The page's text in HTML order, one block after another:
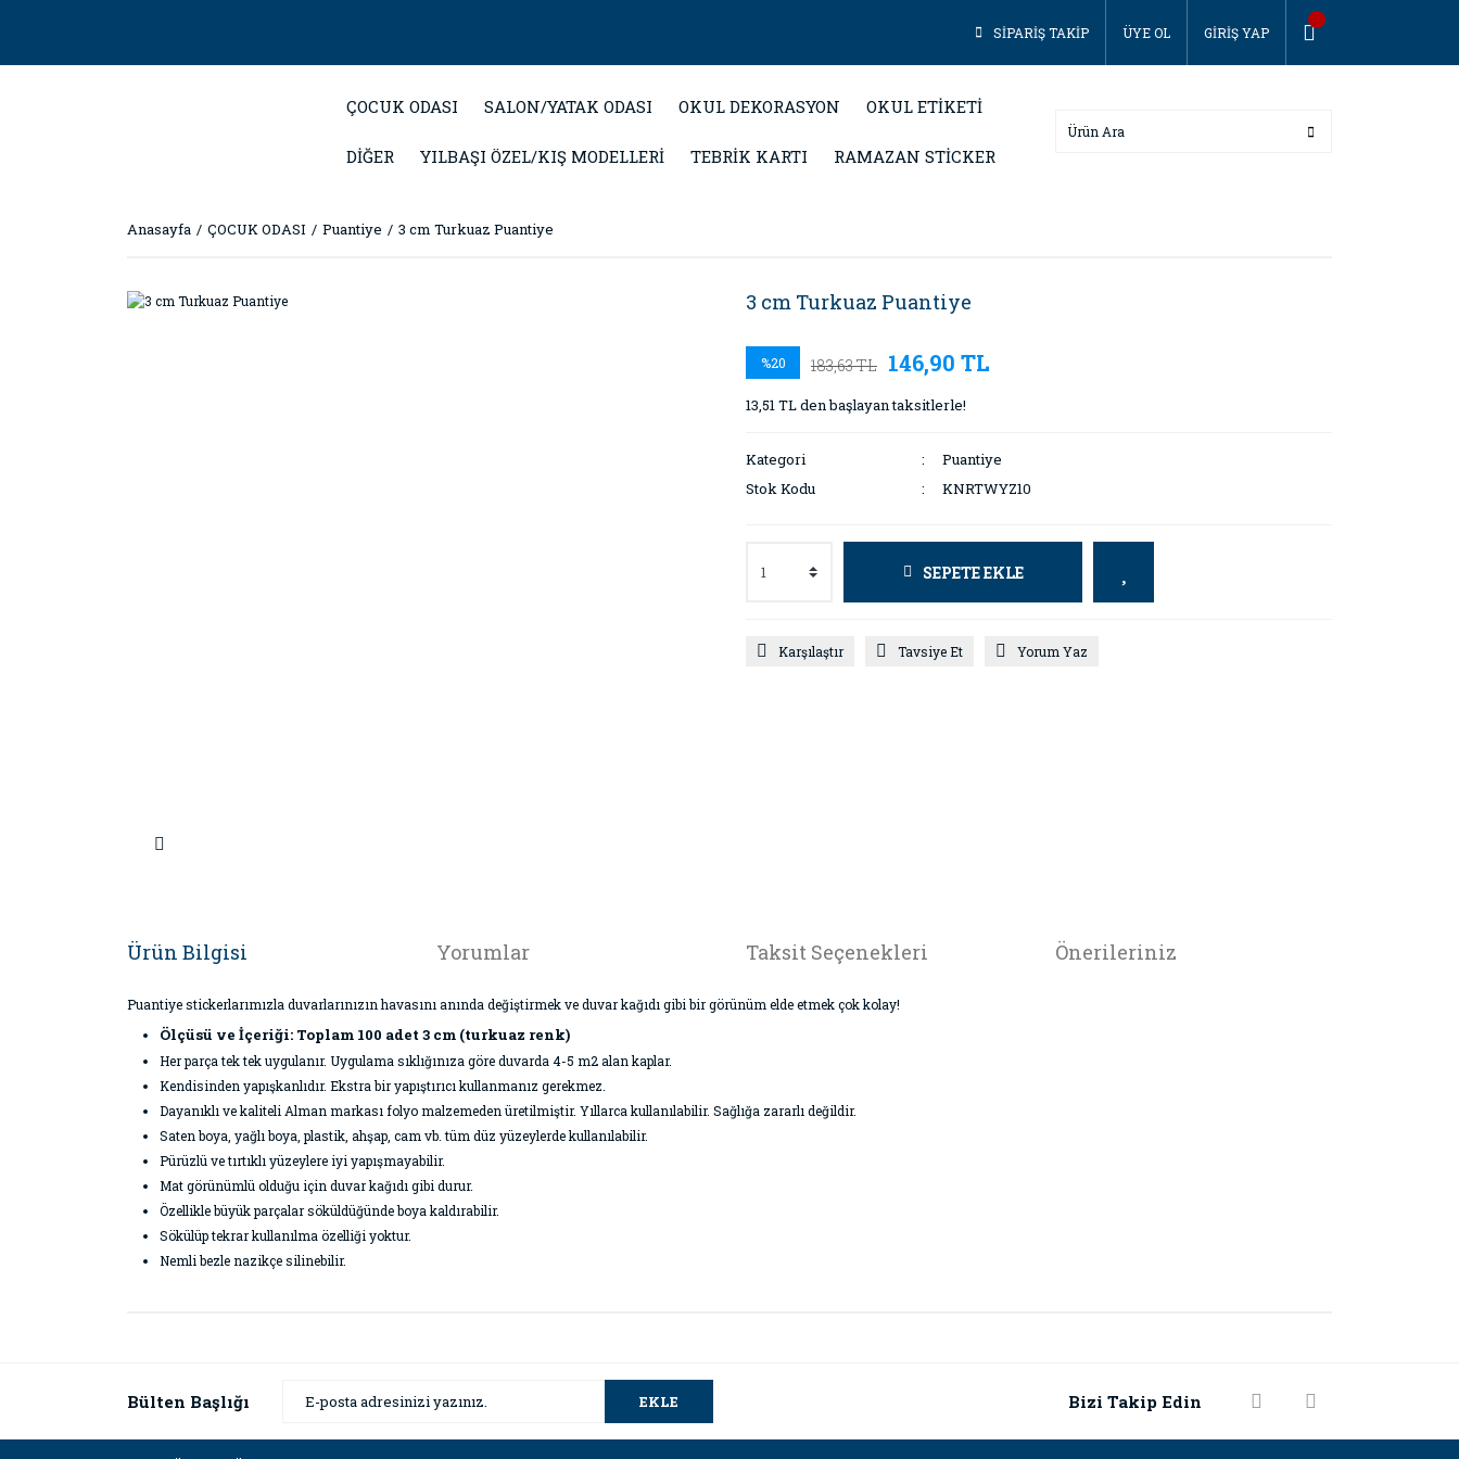
SİPARİŞ TAKİP ÜYE OL GİRİŞ YAP
ÇOCUK ODASI SALON/YATAK ODASI OKUL DEKORASYON OKUL ETİKETİ
DİĞER YILBAŞI ÖZEL/KIŞ MODELLERİ TEBRİK KARTI RAMAZAN STİCKER
Anasayfa ÇOCUK ODASI Puantiye 3 cm Turkuaz Puantiye
3 cm Turkuaz Puantiye
%20 183,63 TL 146,90 TL
13,51 TL den başlayan taksitlerle!
Kategori
Puantiye
Stok Kodu
KNRTWYZ10
SEPETE EKLE
Karşılaştır Tavsiye Et Yorum Yaz
Ürün Bilgisi Yorumlar Taksit Seçenekleri Önerileriniz
Puantiye stickerlarımızla duvarlarınızın havasını anında değiştirmek ve duvar kağıdı gibi bir görünüm elde etmek çok kolay!
Ölçüsü ve İçeriği: Toplam 100 adet 3 cm (turkuaz renk)
Her parça tek tek uygulanır. Uygulama sıklığınıza göre duvarda 4-5 m2 alan kaplar.
Kendisinden yapışkanlıdır. Ekstra bir yapıştırıcı kullanmanız gerekmez.
Dayanıklı ve kaliteli Alman markası folyo malzemeden üretilmiştir. Yıllarca kullanılabilir. Sağlığa zararlı değildir.
Saten boya, yağlı boya, plastik, ahşap, cam vb. tüm düz yüzeylerde kullanılabilir.
Pürüzlü ve tırtıklı yüzeylere iyi yapışmayabilir.
Mat görünümlü olduğu için duvar kağıdı gibi durur.
Özellikle büyük parçalar söküldüğünde boya kaldırabilir.
Sökülüp tekrar kullanılma özelliği yoktur.
Nemli bezle nazikçe silinebilir.
Ürün resmi kalitesiz, bozuk veya görüntülenemiyor.
Bülten Başlığı EKLE Bizi Takip Edin